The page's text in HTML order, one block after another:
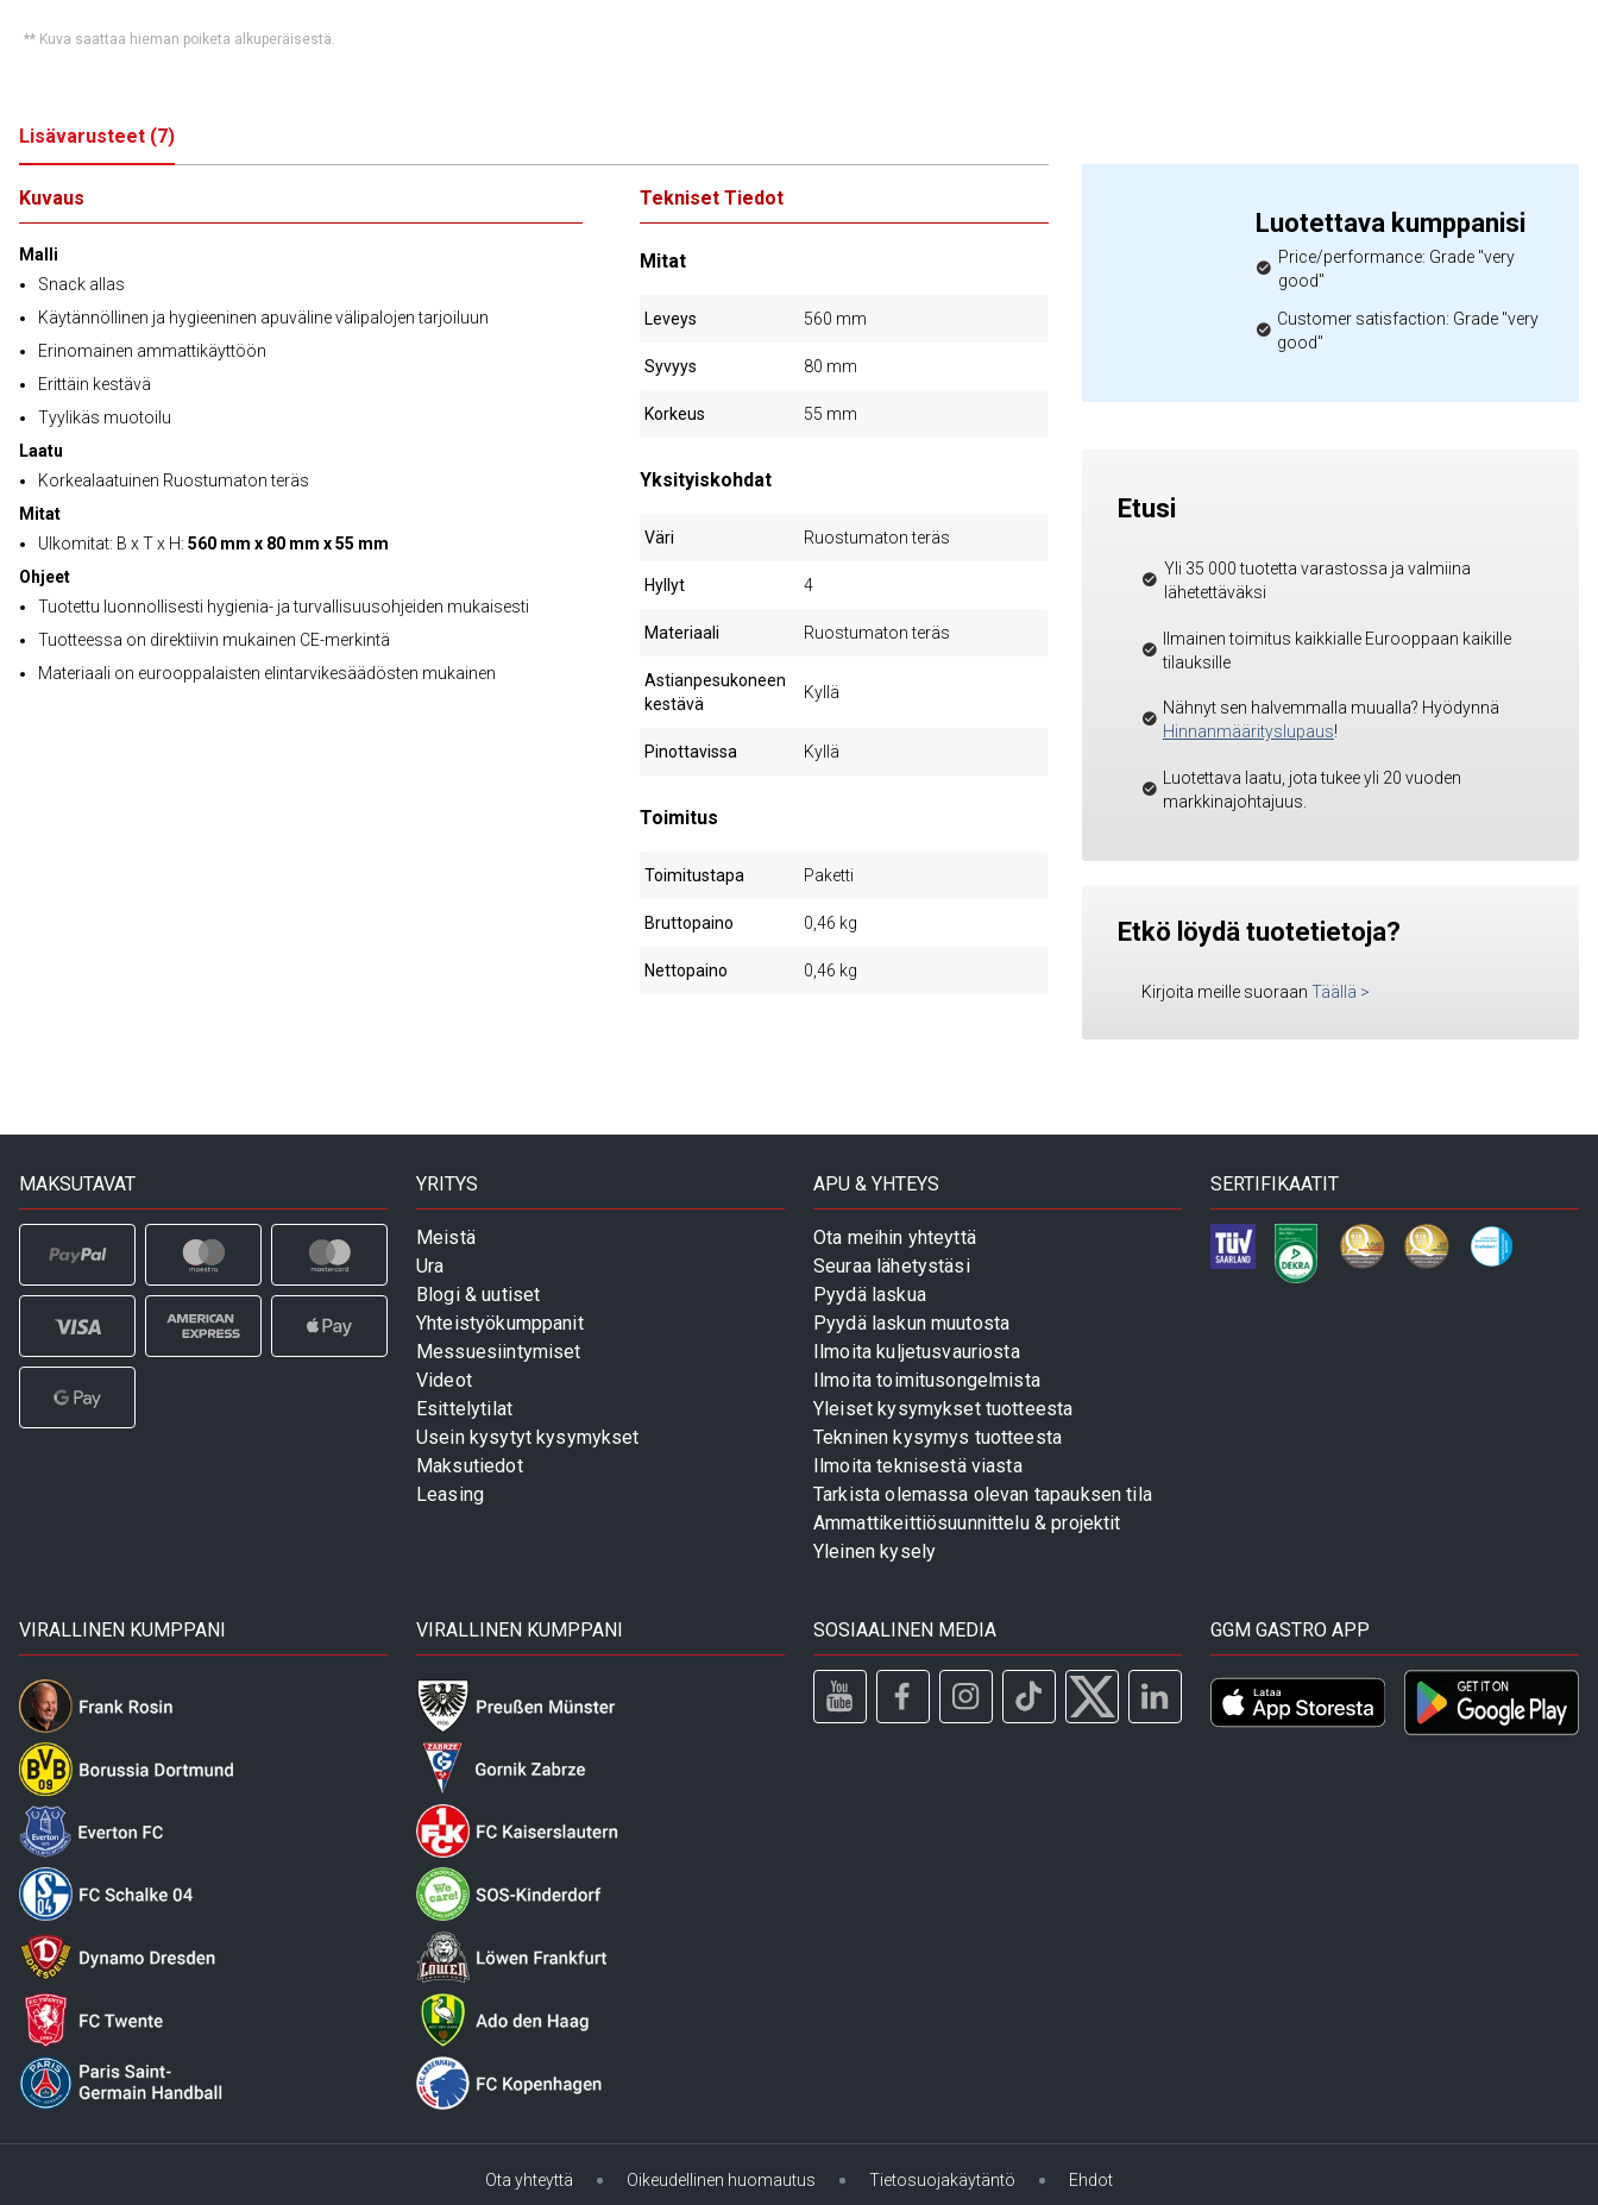
** Kuva saattaa hieman poiketa alkuperäisestä.
Lisävarusteet (7)
Kuvaus
Malli
Snack allas
Käytännöllinen ja hygieeninen apuväline välipalojen tarjoiluun
Erinomainen ammattikäyttöön
Erittäin kestävä
Tyylikäs muotoilu
Laatu
Korkealaatuinen Ruostumaton teräs
Mitat
Ulkomitat: B x T x H: 560 mm x 80 mm x 55 mm
Ohjeet
Tuotettu luonnollisesti hygienia- ja turvallisuusohjeiden mukaisesti
Tuotteessa on direktiivin mukainen CE-merkintä
Materiaali on eurooppalaisten elintarvikesäädösten mukainen
Tekniset Tiedot
Mitat
Leveys 560 mm
Syvyys 80 mm
Korkeus 55 mm
Yksityiskohdat
Väri Ruostumaton teräs
Hyllyt 4
Materiaali Ruostumaton teräs
Astianpesukoneen
kestävä
Kyllä
Pinottavissa Kyllä
Toimitus
Toimitustapa Paketti
Bruttopaino 0,46 kg
Nettopaino 0,46 kg
Luotettava kumppanisi
Price/performance: Grade "very
good"
Customer satisfaction: Grade "very
good"
Etusi
Yli 35 000 tuotetta varastossa ja valmiina
lähetettäväksi
Ilmainen toimitus kaikkialle Eurooppaan kaikille
tilauksille
Nähnyt sen halvemmalla muualla? Hyödynnä
Hinnanmäärityslupaus!
Luotettava laatu, jota tukee yli 20 vuoden
markkinajohtajuus.
Etkö löydä tuotetietoja?
Kirjoita meille suoraan Täällä >
MAKSUTAVAT YRITYS
Meistä
Ura
Blogi & uutiset
Yhteistyökumppanit
Messuesiintymiset
Videot
Esittelytilat
Usein kysytyt kysymykset
Maksutiedot
Leasing
APU & YHTEYS
Ota meihin yhteyttä
Seuraa lähetystäsi
Pyydä laskua
Pyydä laskun muutosta
Ilmoita kuljetusvauriosta
Ilmoita toimitusongelmista
Yleiset kysymykset tuotteesta
Tekninen kysymys tuotteesta
Ilmoita teknisestä viasta
Tarkista olemassa olevan tapauksen tila
Ammattikeittiösuunnittelu & projektit
Yleinen kysely
SERTIFIKAATIT
VIRALLINEN KUMPPANI VIRALLINEN KUMPPANI SOSIAALINEN MEDIA GGM GASTRO APP
Ota yhteyttä Oikeudellinen huomautus Tietosuojakäytäntö Ehdot